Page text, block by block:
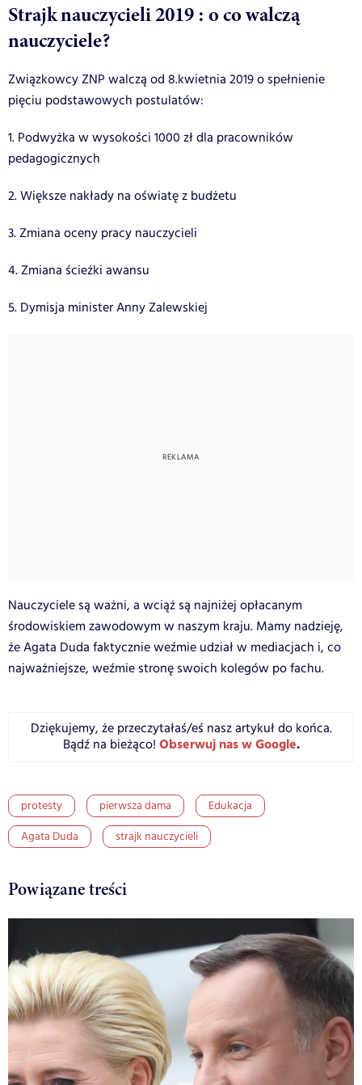
Strajk nauczycieli 2019 : o co walczą
nauczyciele?
Związkowcy ZNP walczą od 8.kwietnia 2019 o spełnienie
pięciu podstawowych postulatów:
1. Podwyżka w wysokości 1000 zł dla pracowników
pedagogicznych
2. Większe nakłady na oświatę z budżetu
3. Zmiana oceny pracy nauczycieli
4. Zmiana ścieżki awansu
5. Dymisja minister Anny Zalewskiej
Nauczyciele są ważni, a wciąż są najniżej opłacanym
środowiskiem zawodowym w naszym kraju. Mamy nadzieję,
że Agata Duda faktycznie weźmie udział w mediacjach i, co
najważniejsze, weźmie stronę swoich kolegów po fachu.
Dziękujemy, że przeczytałaś/eś nasz artykuł do końca.
Bądź na bieżąco! Obserwuj nas w Google.
protesty pierwsza dama
Edukacja
Agata Duda
strajk nauczycieli
Powiązane treści